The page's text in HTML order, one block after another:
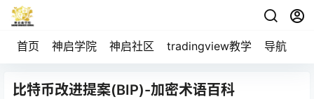
首页 神启学院 神启社区 tradingview教学 导航
比特币改进提案(BIP)-加密术语百科